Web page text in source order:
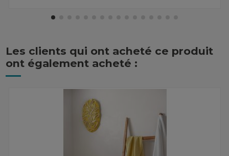
Les clients qui ont acheté ce produit
ont également acheté :